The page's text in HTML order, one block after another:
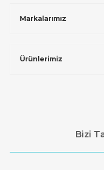
Markalarımız
Ürünlerimiz
Bizi